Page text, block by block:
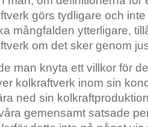
görs tydligare och
mångfalden ytterligare,
om det sker genom
man knyta ett villkor för
kolkraftverk inom sin
ned sin
gemensamt satsade